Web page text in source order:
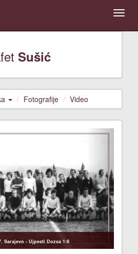
Sušić
Fotografije Video
Sarajevo - Ujpesti Dozsa 1:8
Next